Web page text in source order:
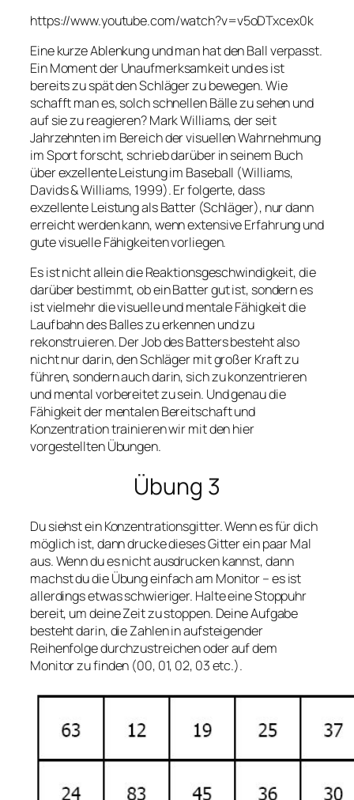
https://www.youtube.com/watch?v=v5oDTxcex0k
Eine kurze Ablenkung und man hat den Ball verpasst.
Ein Moment der Unaufmerksamkeit und es ist
bereits zu spät den Schläger zu bewegen. Wie
schafft man es, solch schnellen Bälle zu sehen und
auf sie zu reagieren? Mark Williams, der seit
Jahrzehnten im Bereich der visuellen Wahrnehmung
im Sport forscht, schrieb darüber in seinem Buch
über exzellente Leistung im Baseball (Williams,
Davids & Williams, 1999). Er folgerte, dass
exzellente Leistung als Batter (Schläger), nur dann
erreicht werden kann, wenn extensive Erfahrung und
gute visuelle Fähigkeiten vorliegen.
Es ist nicht allein die Reaktionsgeschwindigkeit, die
darüber bestimmt, ob ein Batter gut ist, sondern es
ist vielmehr die visuelle und mentale Fähigkeit die
Laufbahn des Balles zu erkennen und zu
rekonstruieren. Der Job des Batters besteht also
nicht nur darin, den Schläger mit großer Kraft zu
führen, sondern auch darin, sich zu konzentrieren
und mental vorbereitet zu sein. Und genau die
Fähigkeit der mentalen Bereitschaft und
Konzentration trainieren wir mit den hier
vorgestellten Übungen.
Übung 3
Du siehst ein Konzentrationsgitter. Wenn es für dich
möglich ist, dann drucke dieses Gitter ein paar Mal
aus. Wenn du es nicht ausdrucken kannst, dann
machst du die Übung einfach am Monitor – es ist
allerdings etwas schwieriger. Halte eine Stoppuhr
bereit, um deine Zeit zu stoppen. Deine Aufgabe
besteht darin, die Zahlen in aufsteigender
Reihenfolge durchzustreichen oder auf dem
Monitor zu finden (00, 01, 02, 03 etc.).